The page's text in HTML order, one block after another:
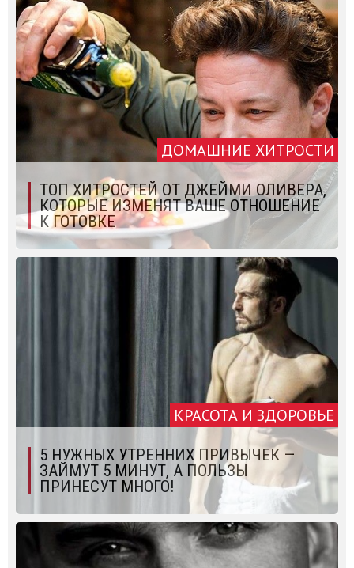
ДОМАШНИЕ ХИТРОСТИ
ТОП ХИТРОСТЕЙ ОТ ДЖЕЙМИ ОЛИВЕРА,
КОТОРЫЕ ИЗМЕНЯТ ВАШЕ ОТНОШЕНИЕ
К ГОТОВКЕ
КРАСОТА И ЗДОРОВЬЕ
5 НУЖНЫХ УТРЕННИХ ПРИВЫЧЕК —
ЗАЙМУТ 5 МИНУТ, А ПОЛЬЗЫ
ПРИНЕСУТ МНОГО!